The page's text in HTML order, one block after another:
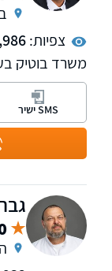
צפיות:
שירות משפטי
פירעון, סכסוכי
SMS ישיר